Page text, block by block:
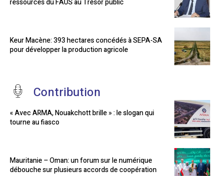
ressources du FAUS au Trésor public
Keur Macène: 393 hectares concédés à SEPA-SA
pour développer la production agricole
Contribution
« Avec ARMA, Nouakchott brille » : le slogan qui
tourne au fiasco
Mauritanie – Oman: un forum sur le numérique
débouche sur plusieurs accords de coopération